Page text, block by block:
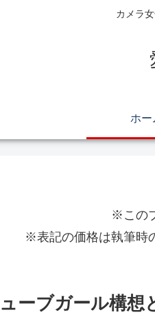
カメラ
ホー
※この
※表記の価格は執筆時
ーブガール構想